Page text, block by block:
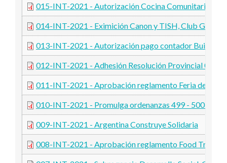
015-INT-2021 - Autorización Cocina Comunitaria,
014-INT-2021 - Eximición Canon y TISH, Club
013-INT-2021 - Autorización pago contador Buiatti
012-INT-2021 - Adhesión Resolución Provincial
011-INT-2021 - Aprobación reglamento Feria de
010-INT-2021 - Promulga ordenanzas 499 - 500 y
009-INT-2021 - Argentina Construye Solidaria
008-INT-2021 - Aprobación reglamento Food Truck